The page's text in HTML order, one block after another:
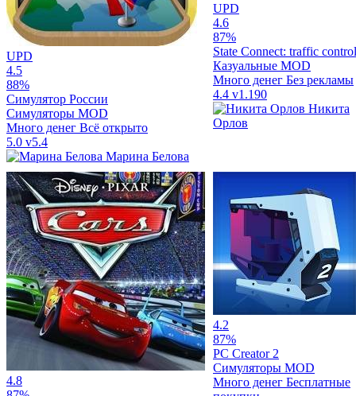
UPD
4.5
88%
Симулятор России
Симуляторы MOD
Много денег Всё открыто
5.0 v5.4
Марина Белова
UPD
4.6
87%
State Connect: traffic control
Казуальные MOD
Много денег Без рекламы
4.4 v1.190
Никита
Орлов
4.8
4.2
87%
PC Creator 2
Симуляторы MOD
Много денег Бесплатные